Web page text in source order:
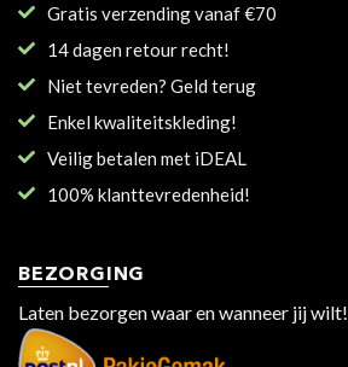
Gratis verzending vanaf €70
14 dagen retour recht!
Niet tevreden? Geld terug
Enkel kwaliteitskleding!
Veilig betalen met iDEAL
100% klanttevredenheid!
BEZORGING
Laten bezorgen waar en wanneer jij wilt!